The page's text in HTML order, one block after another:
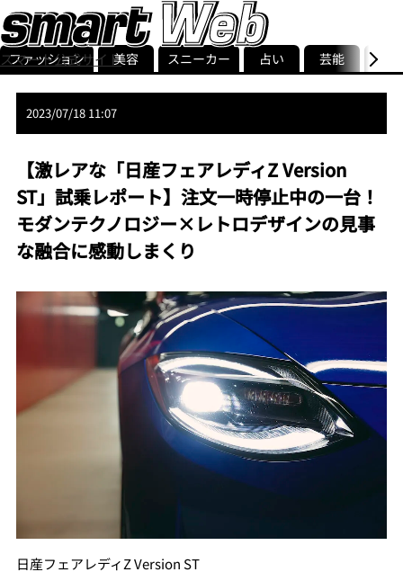
スマート公式サイト
smart最新号
記事一覧ランキング
ストリ
ファッション 美容 スニーカー 占い 芸能 グル
2023/07/18 11:07
【激レアな「日産フェアレディZ Version
ST」試乗レポート】注文一時停止中の一台！
モダンテクノロジー×レトロデザインの見事
な融合に感動しまくり
日産フェアレディZ Version ST